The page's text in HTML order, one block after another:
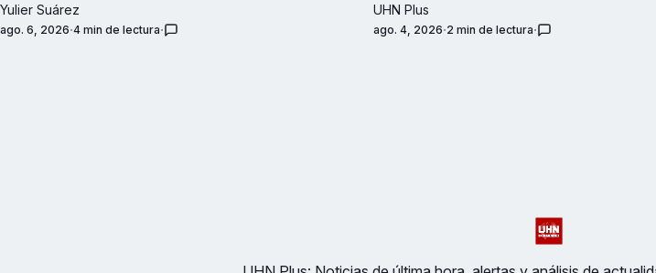
Yulier Suárez
ago. 6, 2026 4 min de lectura
UHN Plus
ago. 4, 2026 2 min de lectura